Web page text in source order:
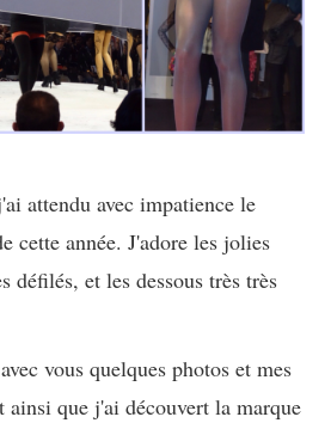
attendu avec impatience le
cette année. J'adore les jolies
défilés, et les dessous très très
vous quelques photos et mes
ainsi que j'ai découvert la marque